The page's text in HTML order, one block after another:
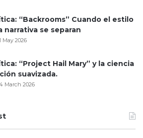
“Backrooms” Cuando el estilo
narrativa se separan
May 2026
“Project Hail Mary” y la ciencia
suavizada.
March 2026